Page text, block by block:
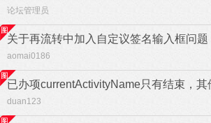
论坛管理员
关于再流转中加入自定议签名输入框问题
aomai0186
已办项currentActivityName只有结束，其
duan123